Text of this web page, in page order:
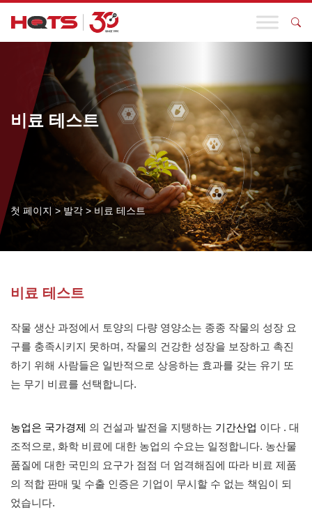
비료 테스트
첫 페이지 > 발각 >비료 테스트
비료 테스트
작물 생산 과정에서 토양의 다량 영양소는 종종 작물의 성장 요
구를 충족시키지 못하며, 작물의 건강한 성장을 보장하고 촉진
하기 위해 사람들은 일반적으로 상응하는 효과를 갖는 유기 또
는 무기 비료를 선택합니다.
농업은 국가경제 의 건설과 발전을 지탱하는 기간산업 이다 . 대
조적으로, 화학 비료에 대한 농업의 수요는 일정합니다. 농산물
품질에 대한 국민의 요구가 점점 더 엄격해짐에 따라 비료 제품
의 적합 판매 및 수출 인증은 기업이 무시할 수 없는 책임이 되
었습니다.